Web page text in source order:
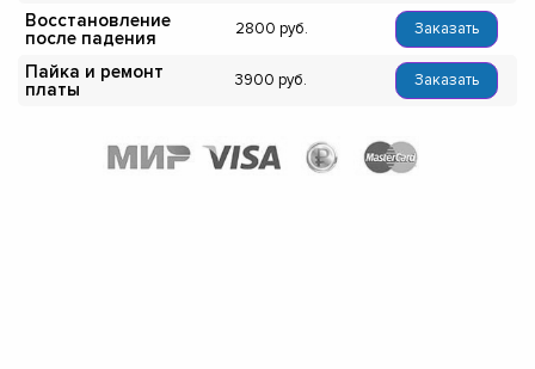
Восстановление
после падения
2800 Заказать
Пайка и ремонт
платы
3900 Заказать